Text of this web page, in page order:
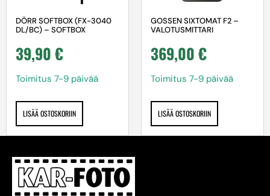
DÖRR SOFTBOX (FX-3040
DL/BC) – SOFTBOX
39,90€
Toimitus 7-9 päivää
LISÄÄ OSTOSKORIIN
GOSSEN SIXTOMAT F2 –
VALOTUSMITTARI
369,00€
Toimitus 7-9 päivää
LISÄÄ OSTOSKORIIN